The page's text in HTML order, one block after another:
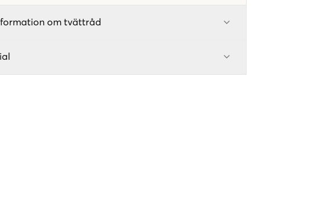
om tvättråd